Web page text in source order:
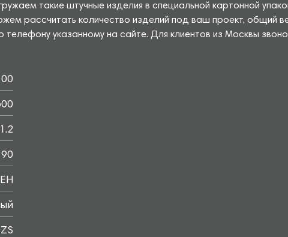
такие штучные изделия в специальной картонной
рассчитать количество изделий под ваш проект, общий
указанному на сайте. Для клиентов из Москвы
1.2
90
EH
ZS